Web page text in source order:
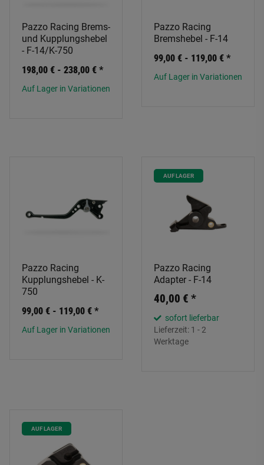
Pazzo Racing Brems-
und Kupplungshebel
- F-14/K-750
198,00 € - 238,00 € *
Auf Lager in Variationen
Pazzo Racing
Bremshebel - F-14
99,00 € - 119,00 € *
Auf Lager in Variationen
Pazzo Racing
Kupplungshebel - K-
750
99,00 € - 119,00 € *
Auf Lager in Variationen
AUF LAGER
Pazzo Racing
Adapter - F-14
40,00 € *
sofort lieferbar
Lieferzeit: 1 - 2
Werktage
AUF LAGER